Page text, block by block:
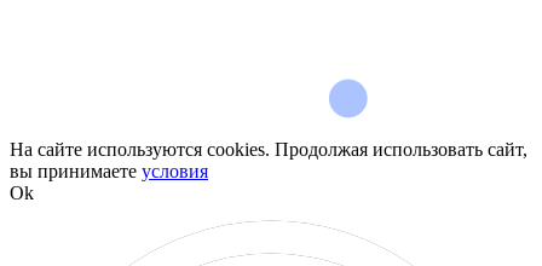
На сайте используются cookies. Продолжая использовать сайт,
вы принимаете условия
Ok